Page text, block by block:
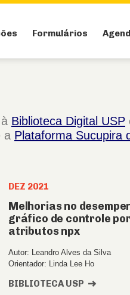
Formulários
Biblioteca Digital USP
a Plataforma Sucupira
DEZ 2021
Melhorias no
gráfico de controle
atributos npx
Autor: Leandro Alves da Silva
Orientador: Linda Lee Ho
BIBLIOTECA USP